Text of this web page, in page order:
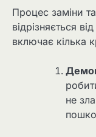
Процес заміни
відрізняється
включає кілька
не